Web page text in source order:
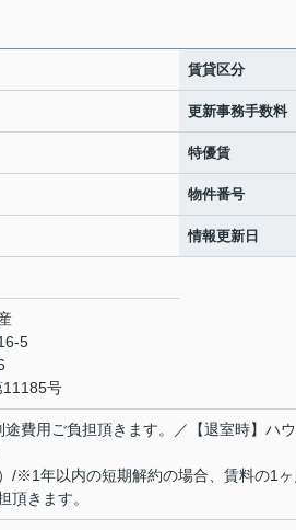
賃貸区分
更新事務手数料
特優賃
物件番号
情報更新日
5
号
途費用ご負担頂きます。／【退室時】ハ
/※1年以内の短期解約の場合、賃料の1
頂きます。